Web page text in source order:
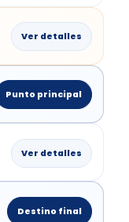
Ver detalles
Punto principal
Ver detalles
Destino final